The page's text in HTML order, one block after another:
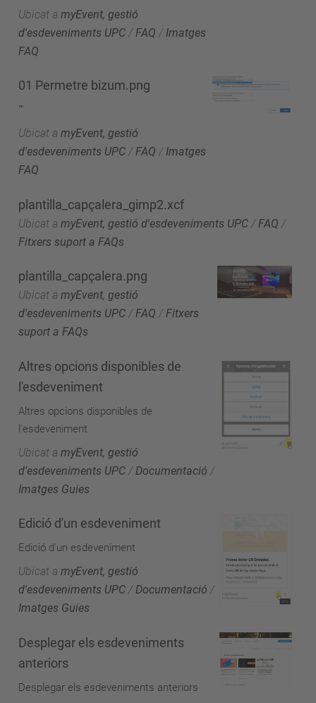
Ubicat a myEvent, gestió
d'esdeveniments UPC / FAQ / Imatges
FAQ
01 Permetre bizum.png
""
Ubicat a myEvent, gestió
d'esdeveniments UPC /FAQ / Imatges
FAQ
plantilla_capçalera_gimp2.xcf
Ubicat a myEvent, gestió d'esdeveniments UPC / FAQ /
Fitxers suport a FAQs
plantilla_capçalera.png
Ubicat a myEvent, gestió
d'esdeveniments UPC /FAQ /Fitxers
suport a FAQs
Altres opcions disponibles de
l'esdeveniment
Altres opcions disponibles de
l'esdeveniment
Ubicat a myEvent, gestió
d'esdeveniments UPC / Documentació /
Imatges Guies
Edició d'un esdeveniment
Edició d'un esdeveniment
Ubicat a myEvent, gestió
d'esdeveniments UPC /Documentació /
Imatges Guies
Desplegar els esdeveniments
anteriors
Desplegar els esdeveniments anteriors